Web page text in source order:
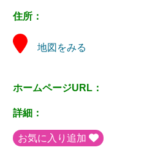
住所：
地図をみる
ホームページURL：
詳細：
お気に入り追加